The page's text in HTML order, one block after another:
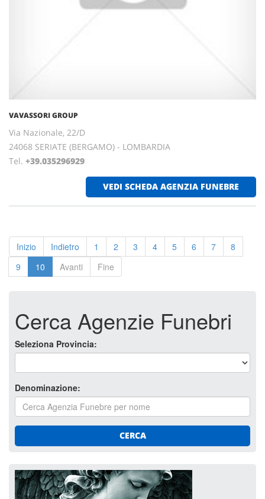
VAVASSORI GROUP
Via Nazionale, 22/D
24068 SERIATE (BERGAMO) - LOMBARDIA
Tel. +39.035296929
VEDI SCHEDA AGENZIA FUNEBRE
Inizio Indietro 1 2 3 4 5 6 7
8
9
10 Avanti Fine
Cerca Agenzie Funebri
Seleziona Provincia:
Denominazione:
CERCA